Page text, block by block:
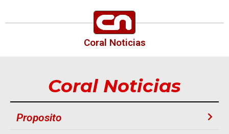
Coral Noticias
Coral Noticias
Proposito